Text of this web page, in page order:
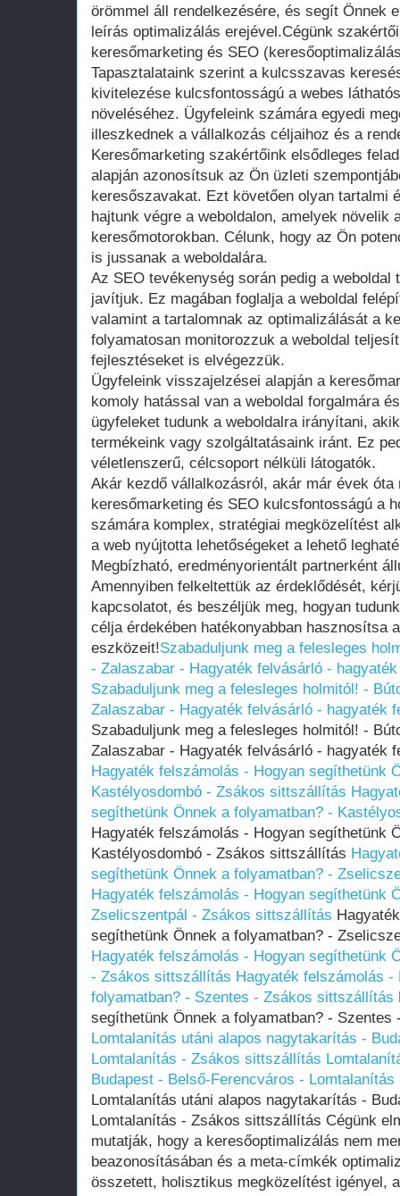
örömmel áll rendelkezésére, és segít Önnek
leírás optimalizálás erejével.Cégünk
keresőmarketing és SEO
Tapasztalataink szerint a kulcsszavas
kivitelezése kulcsfontosságú a webes
növeléséhez. Ügyfeleink számára egyedi
illeszkednek a vállalkozás céljaihoz és a
Keresőmarketing szakértőink elsődleges
alapján azonosítsuk az Ön üzleti
keresőszavakat. Ezt követően olyan tartalmi
hajtunk végre a weboldalon, amelyek növelik
keresőmotorokban. Célunk, hogy az Ön
is jussanak a weboldalára.
Az SEO tevékenység során pedig a
javítjuk. Ez magában foglalja a weboldal
valamint a tartalomnak az optimalizálását a
folyamatosan monitorozzuk a weboldal
fejlesztéseket is elvégezzük.
Ügyfeleink visszajelzései alapján a
komoly hatással van a weboldal forgalmára
ügyfeleket tudunk a weboldalra irányítani,
termékeink vagy szolgáltatásaink iránt. Ez
véletlenszerű, célcsoport nélküli látogatók.
Akár kezdő vállalkozásról, akár már évek óta
keresőmarketing és SEO kulcsfontosságú a
számára komplex, stratégiai megközelítést
a web nyújtotta lehetőségeket a lehető
Megbízható, eredményorientált partnerként
Amennyiben felkeltettük az érdeklődését,
kapcsolatot, és beszéljük meg, hogyan
célja érdekében hatékonyabban hasznosítsa
eszközeit!Szabaduljunk meg a felesleges
- Zalaszabar - Hagyaték felvásárló -
Szabaduljunk meg a felesleges holmitól! -
Zalaszabar - Hagyaték felvásárló - hagyaték
Szabaduljunk meg a felesleges holmitól! -
Zalaszabar - Hagyaték felvásárló - hagyaték
Hagyaték felszámolás - Hogyan segíthetünk
Kastélyosdombó - Zsákos sittszállítás
segíthetünk Önnek a folyamatban? -
Hagyaték felszámolás - Hogyan segíthetünk
Kastélyosdombó - Zsákos sittszállítás
segíthetünk Önnek a folyamatban? -
Hagyaték felszámolás - Hogyan segíthetünk
Zselicszentpál - Zsákos sittszállítás
segíthetünk Önnek a folyamatban? -
Hagyaték felszámolás - Hogyan segíthetünk
- Zsákos sittszállítás Hagyaték felszámolás -
folyamatban? - Szentes - Zsákos sittszállítás
segíthetünk Önnek a folyamatban? -
Lomtalanítás utáni alapos nagytakarítás -
Lomtalanítás - Zsákos sittszállítás
Budapest - Belső-Ferencváros -
Lomtalanítás utáni alapos nagytakarítás -
Lomtalanítás - Zsákos sittszállítás Cégünk
mutatják, hogy a keresőoptimalizálás nem
beazonosításában és a meta-címkék
összetett, holisztikus megközelítést igényel,